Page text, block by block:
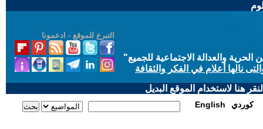
التبرع للموقع - ادعمونا
والعدالة الاجتماعية للجميع"
نالها أعلام في الفكر والثقافة
هنا لاستخدام الموقع البديل
English كوردي